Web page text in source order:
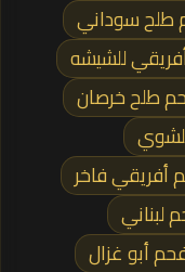
طلح سوداني
للشيشه
طلح خرصان
أفريقي فاخر
لبناني
أبو غزال